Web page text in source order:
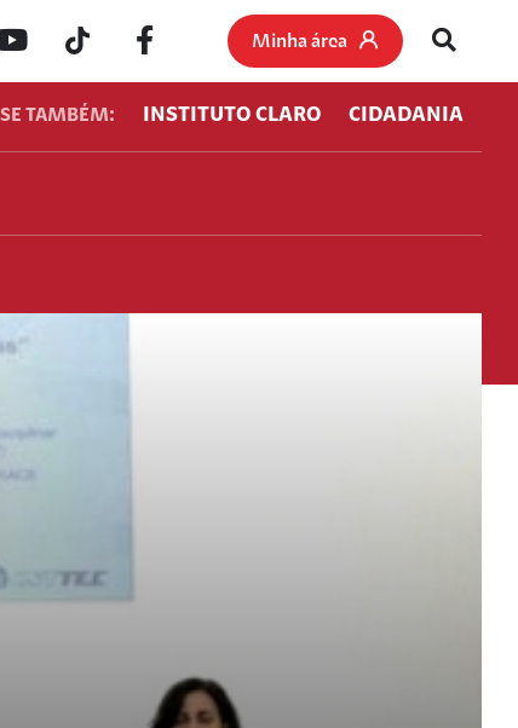
Minha área
TAMBÉM: INSTITUTO CLARO CIDADANIA